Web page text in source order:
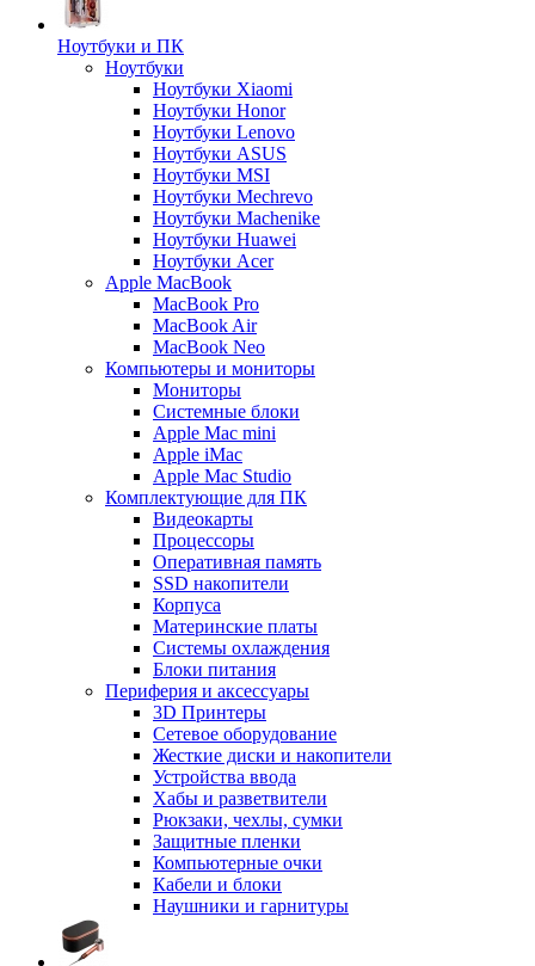
Ноутбуки и ПК
Ноутбуки
Ноутбуки Xiaomi
Ноутбуки Honor
Ноутбуки Lenovo
Ноутбуки ASUS
Ноутбуки MSI
Ноутбуки Mechrevo
Ноутбуки Machenike
Ноутбуки Huawei
Ноутбуки Acer
Apple MacBook
MacBook Pro
MacBook Air
MacBook Neo
Компьютеры и мониторы
Мониторы
Системные блоки
Apple Mac mini
Apple iMac
Apple Mac Studio
Комплектующие для ПК
Видеокарты
Процессоры
Оперативная память
SSD накопители
Корпуса
Материнские платы
Системы охлаждения
Блоки питания
Периферия и аксессуары
3D Принтеры
Сетевое оборудование
Жесткие диски и накопители
Устройства ввода
Хабы и разветвители
Рюкзаки, чехлы, сумки
Защитные пленки
Компьютерные очки
Кабели и блоки
Наушники и гарнитуры